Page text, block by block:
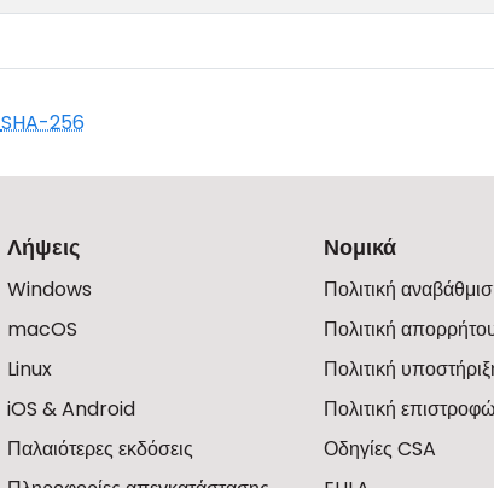
SHA-256
Λήψεις
Windows
macOS
Linux
iOS & Android
Παλαιότερες εκδόσεις
Νομικά
Πολιτική
Πολιτική
Πολιτική
Πολιτική
Οδηγίες CSA